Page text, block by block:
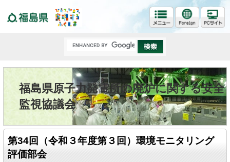
福島県原子力発電所の廃炉に関する安全
監視協議会
第34回（令和３年度第３回）環境モニタリング
評価部会